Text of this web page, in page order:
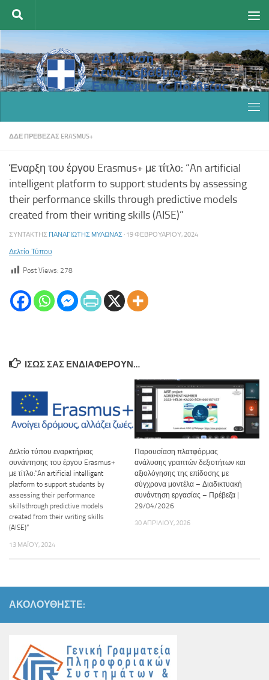
Skip to content
ΔΔΕ ΠΡΕΒΕΖΑΣ ERASMUS+
Έναρξη του έργου Erasmus+ με τίτλο: “An artificial
intelligent platform to support students by assessing
their performance skills through predictive models
created from their writing skills (AISE)”
ΣΥΝΤΆΚΤΗΣ ΠΑΝΑΓΙΏΤΗΣ ΜΥΛΩΝΆΣ · 19 ΦΕΒΡΟΥΑΡΊΟΥ, 2024
Δελτίο Τύπου
Post Views: 278
ΊΣΩΣ ΣΑΣ ΕΝΔΙΑΦΈΡΟΥΝ…
Δελτίο τύπου εναρκτήριας
συνάντησης του έργου Erasmus+
με τίτλο:“An artificial intelligent
platform to support students by
assessing their performance
skillsthrough predictive models
created from their writing skills
(AISE)”
13 ΜΑΪ́ΟΥ, 2024
Παρουσίαση πλατφόρμας
ανάλυσης γραπτών δεξιοτήτων και
αξιολόγησης της επίδοσης με
σύγχρονα μοντέλα – Διαδικτυακή
συνάντηση εργασίας – Πρέβεζα |
29/04/2026
30 ΑΠΡΙΛΊΟΥ, 2026
ΑΚΟΛΟΥΘΉΣΤΕ: